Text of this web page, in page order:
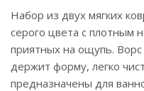
Набор из двух мягких
серого цвета с плотным
приятных на ощупь.
держит форму, легко
предназначены для